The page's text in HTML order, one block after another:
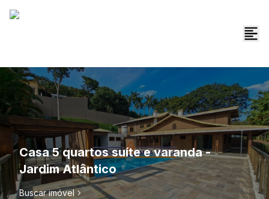
Casa 5 quartos suíte e varanda -
Jardim Atlântico
Buscar imóvel